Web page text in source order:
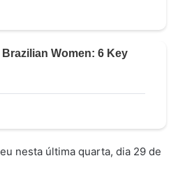
nesta última quarta, dia 29 de